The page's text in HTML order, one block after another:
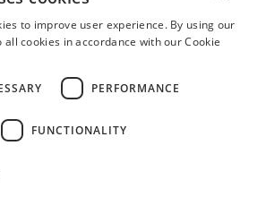
Política de privacidade e cookies
Trabalha connosco
Livro de reclamações
ENGLISH
to improve user experience. By using our
cookies in accordance with our Cookie
PERFORMANCE
FUNCTIONALITY